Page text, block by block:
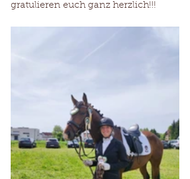
gratulieren euch ganz herzlich!!!